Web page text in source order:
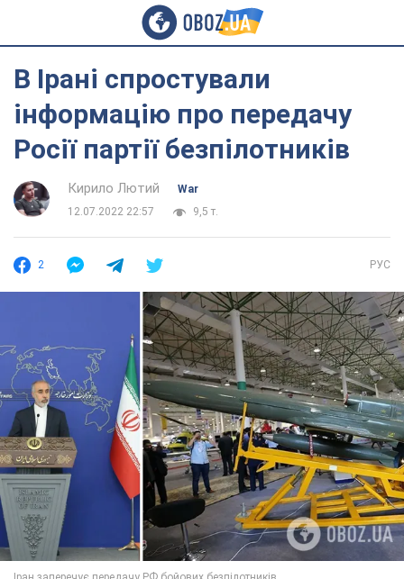
В Ірані спростували
інформацію про передачу
Росії партії безпілотників
Кирило Лютий
War
12.07.2022 22:57
9,5 т.
2 РУС